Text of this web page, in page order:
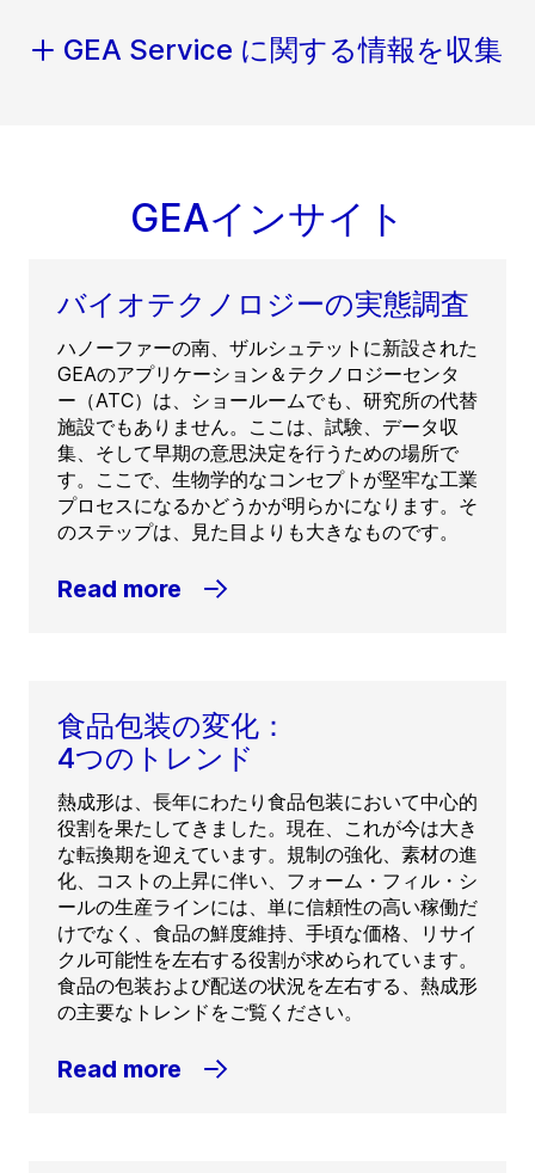
GEA Service に関する情報を収集
GEAインサイト
バイオテクノロジーの実態調査
ハノーファーの南、ザルシュテットに新設された
GEAのアプリケーション＆テクノロジーセンタ
ー（ATC）は、ショールームでも、研究所の代替
施設でもありません。ここは、試験、データ収
集、そして早期の意思決定を行うための場所で
す。ここで、生物学的なコンセプトが堅牢な工業
プロセスになるかどうかが明らかになります。そ
のステップは、見た目よりも大きなものです。
Read more
食品包装の変化：
4つのトレンド
熱成形は、長年にわたり食品包装において中心的
役割を果たしてきました。現在、これが今は大き
な転換期を迎えています。規制の強化、素材の進
化、コストの上昇に伴い、フォーム・フィル・シ
ールの生産ラインには、単に信頼性の高い稼働だ
けでなく、食品の鮮度維持、手頃な価格、リサイ
クル可能性を左右する役割が求められています。
食品の包装および配送の状況を左右する、熱成形
の主要なトレンドをご覧ください。
Read more